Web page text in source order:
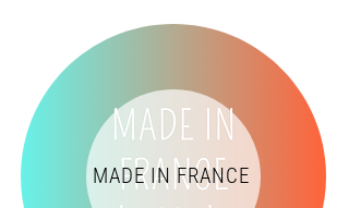
MADE IN FRANCE